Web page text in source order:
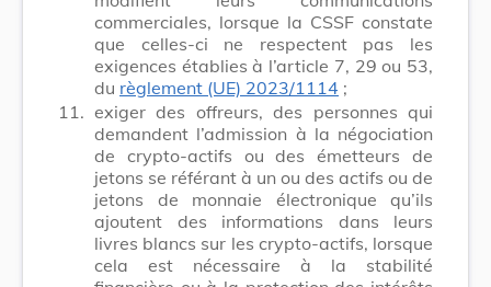
commerciales, lorsque la CSSF constate
que celles-ci ne respectent pas les
exigences établies à l’article 7, 29 ou 53,
du règlement (UE) 2023/1114 ;
11. exiger des offreurs, des personnes qui
demandent l’admission à la négociation
de crypto-actifs ou des émetteurs de
jetons se référant à un ou des actifs ou de
jetons de monnaie électronique qu’ils
ajoutent des informations dans leurs
livres blancs sur les crypto-actifs, lorsque
cela est nécessaire à la stabilité